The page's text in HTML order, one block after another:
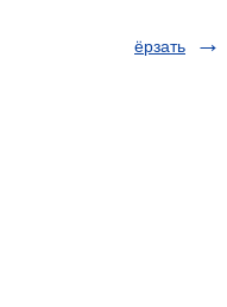
ёрзать